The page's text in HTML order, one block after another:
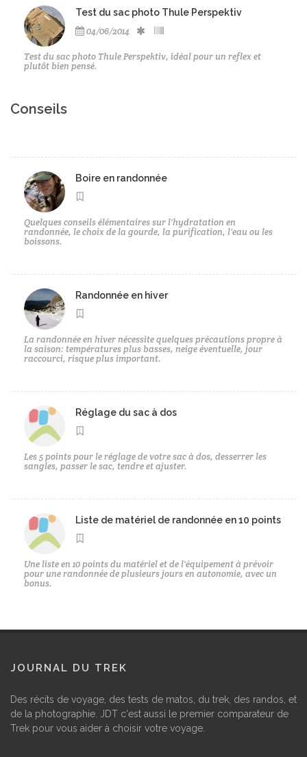
Test du sac photo Thule Perspektiv
04/06/2014
Test du sac photo Thule Perspektiv, idéal pour un reflex et
plutôt bien pensé.
Conseils
Boire en randonnée
Quelques conseils élémentaires sur l'hydratation en
randonnée, le choix de la gourde, la purification, l'eau ou les
boissons.
Randonnée en hiver
La randonnée en hiver nécessite quelques précautions propre à
la saison: températures plus basses, neige éventuelle, jour
raccourci, risque plus important.
Réglage du sac à dos
Les 5 points pour le réglage de votre sac à dos, desserrer les
sangles, passer le sac, tendre et ajuster.
Liste de matériel de randonnée en 10 points
Une liste en 10 points du matériel et de l'équipement à prévoir
pour une randonnée de plusieurs jours en autonomie, avec un
bonus.
JOURNAL DU TREK
Des récits de voyage, des tests de matos, du trek, des randos, et
de la photographie. JDT c'est aussi le premier comparateur de
Trek pour vous aider à choisir votre voyage.